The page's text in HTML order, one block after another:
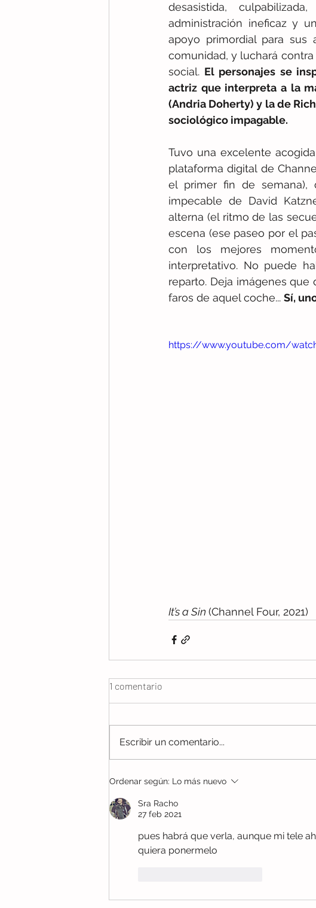
desasistida,
administración ineficaz y
apoyo primordial para
comunidad, y luchará
social. El personajes se
actriz que interpreta a la
(Andria Doherty) y la de
sociológico impagable.
Tuvo una excelente
plataforma digital de
el primer fin de semana),
impecable de David
alterna (el ritmo de las
escena (ese paseo por el
con los mejores
interpretativo. No puede
reparto. Deja imágenes
faros de aquel coche... Sí,
https://www.youtube.com/
It’s a Sin (Channel Four, 2021)
1 comentario
Escribir un comentario...
Ordenar según: Lo más nuevo
Sra Racho
27 feb 2021
pues habrá que verla, aunque mi tele
quiera ponermelo